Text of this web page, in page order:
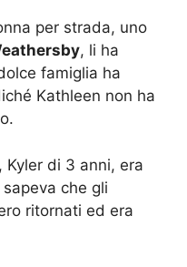
per strada, uno
, li ha
famiglia ha
Kathleen non ha
Kyler di 3 anni, era
che gli
ritornati ed era